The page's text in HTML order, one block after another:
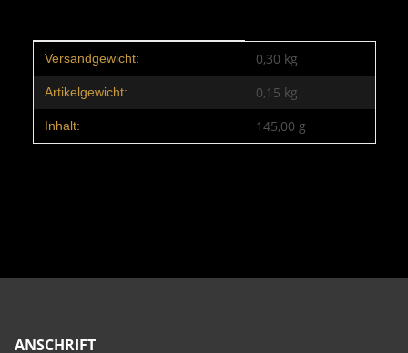
Produkteigenschaft
Wert
Versandgewicht: 0,30 kg
Artikelgewicht: 0,15 kg
Inhalt: 145,00 g
ANSCHRIFT